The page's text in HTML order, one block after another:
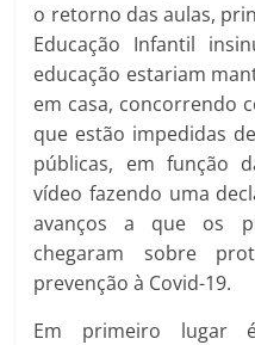
o retorno das aulas,
Educação Infantil
educação estariam
em casa, concorrendo
que estão impedidas
públicas, em função
vídeo fazendo uma
avanços a que os
chegaram sobre
prevenção à Covid-19.
Em primeiro lugar